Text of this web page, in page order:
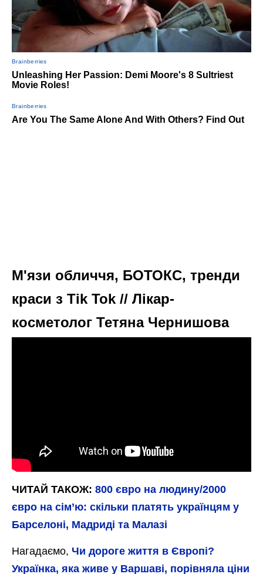
М'язи обличчя, БОТОКС, тренди
краси з Tik Tok // Лікар-
косметолог Тетяна Чернишова
ЧИТАЙ ТАКОЖ: 800 євро на людину/2000
євро на сім’ю: скільки платять українцям у
Барселоні, Мадриді та Малазі
Нагадаємо, Чи дороге життя в Європі?
Українка, яка живе у Варшаві, порівняла ціни